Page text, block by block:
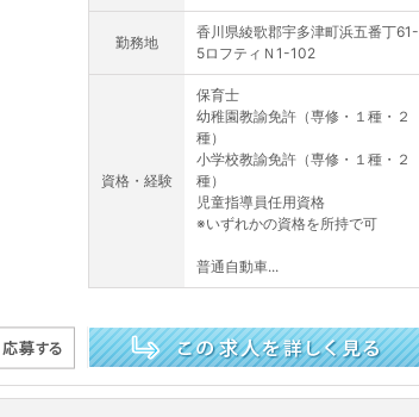
勤務地
香川県綾歌郡宇多津町浜五番丁61-
5ロフティＮ1-102
資格・経験
保育士
幼稚園教諭免許（専修・１種・２
種）
小学校教諭免許（専修・１種・２
種）
児童指導員任用資格
※いずれかの資格を所持で可
普通自動車...